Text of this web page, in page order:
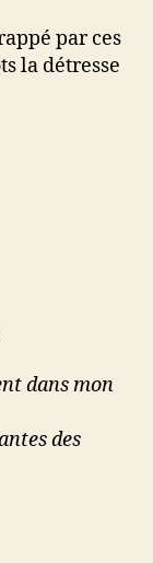
par ces
la détresse
dans mon
des